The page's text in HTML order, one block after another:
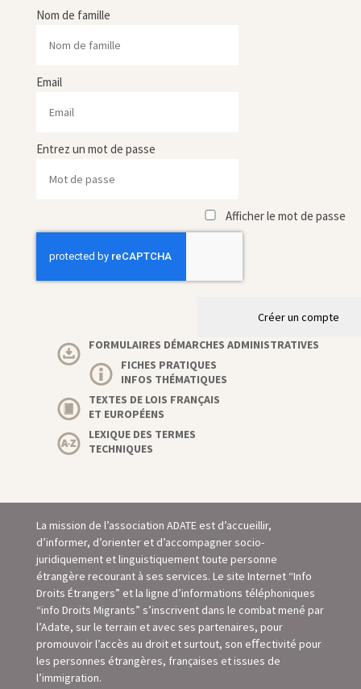
Nom de famille
Email
Entrez un mot de passe
Afficher le mot de passe
Créer un compte
FORMULAIRES DÉMARCHES ADMINISTRATIVES
FICHES PRATIQUES
INFOS THÉMATIQUES
TEXTES DE LOIS FRANÇAIS
ET EUROPÉENS
LEXIQUE DES TERMES
TECHNIQUES
La mission de l’association ADATE est d’accueillir,
d’informer, d’orienter et d’accompagner socio-
juridiquement et linguistiquement toute personne
étrangère recourant à ses services. Le site Internet “Info
Droits Étrangers” et la ligne d’informations téléphoniques
“info Droits Migrants” s’inscrivent dans le combat mené par
l’Adate, sur le terrain et avec ses partenaires, pour
promouvoir l’accès au droit et surtout, son eﬀectivité pour
les personnes étrangères, françaises et issues de
l’immigration.